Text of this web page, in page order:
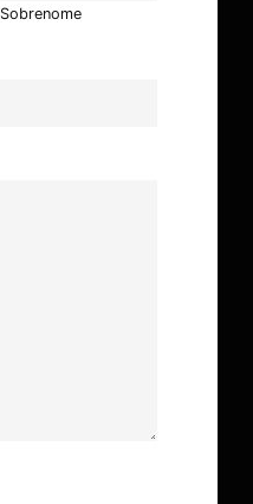
Sobrenome